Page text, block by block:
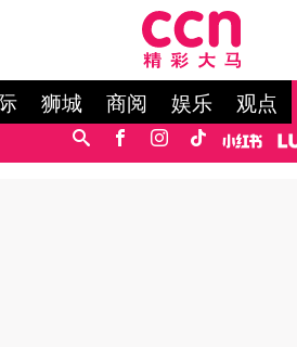
狮城 商阅 娱乐 观点